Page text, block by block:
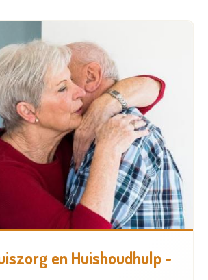
en Huishoudhulp -